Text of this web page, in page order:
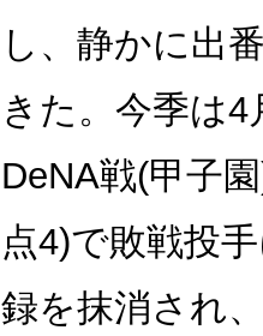
し、静かに出
きた。今季は4
DeNA戦(甲子
点4)で敗戦投
録を抹消され